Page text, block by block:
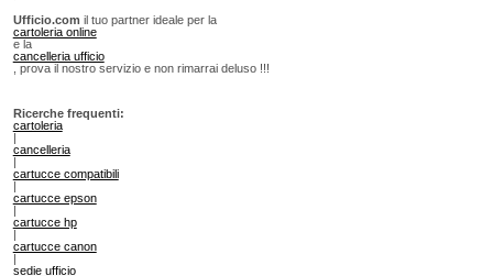
Ufficio.com il tuo partner ideale per la
cartoleria online
e la
cancelleria ufficio
, prova il nostro servizio e non rimarrai deluso !!!
Ricerche frequenti:
cartoleria
|
cancelleria
|
cartucce compatibili
|
cartucce epson
|
cartucce hp
|
cartucce canon
|
sedie ufficio